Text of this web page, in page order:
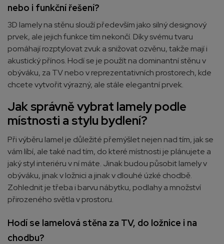
nebo i funkční řešení?
3D lamely na stěnu slouží především jako silný designový
prvek, ale jejich funkce tím nekončí. Díky svému tvaru
pomáhají rozptylovat zvuk a snižovat ozvěnu, takže mají i
akustický přínos. Hodí se je použít na dominantní stěnu v
obýváku, za TV nebo v reprezentativních prostorech, kde
chcete vytvořit výrazný, ale stále elegantní prvek.
Jak správně vybrat lamely podle
místnosti a stylu bydlení?
Při výběru lamel je důležité přemýšlet nejen nad tím, jak se
vám líbí, ale také nad tím, do které místnosti je plánujete a
jaký styl interiéru v ní máte. Jinak budou působit lamely v
obýváku, jinak v ložnici a jinak v dlouhé úzké chodbě.
Zohlednit je třeba i barvu nábytku, podlahy a množství
přirozeného světla v prostoru.
Hodí se lamelová stěna za TV, do ložnice i na
chodbu?